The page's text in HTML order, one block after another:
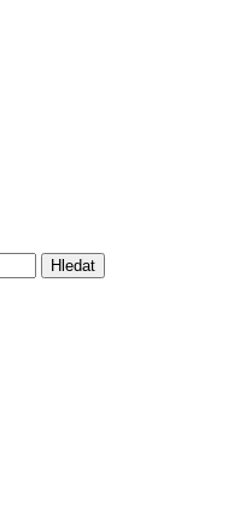
Hledat